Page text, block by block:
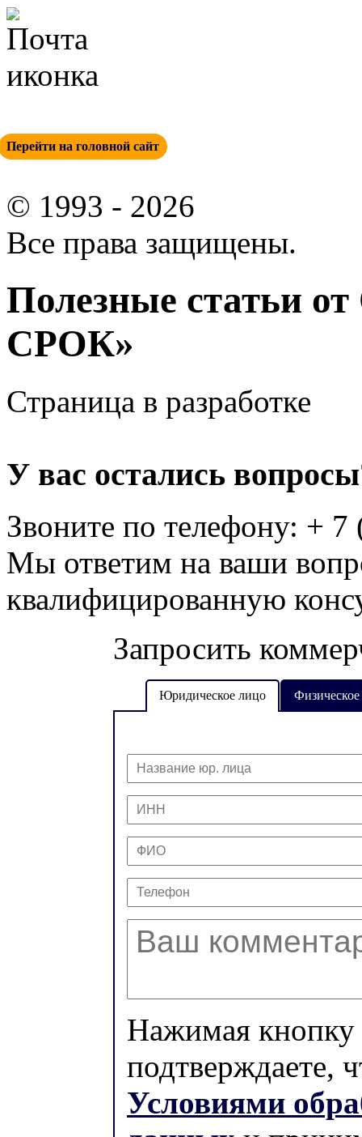
Перейти на головной сайт
© 1993 - 2026
Все права защищены.
Полезные статьи
СРОК»
Страница в разработке
У вас остались
Звоните по телефону: + 7
Мы ответим на ваши
квалифицированную
Запросить
Юридическое лицо
Нажимая
подтверждаете,
Условиями